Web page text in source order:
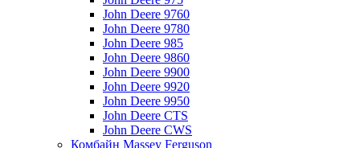
John Deere 9760
John Deere 9780
John Deere 985
John Deere 9860
John Deere 9900
John Deere 9920
John Deere 9950
John Deere CTS
John Deere CWS
Комбайн Massey Ferguson